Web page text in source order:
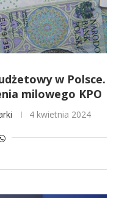
w Polsce.
milowego KPO
4 kwietnia 2024